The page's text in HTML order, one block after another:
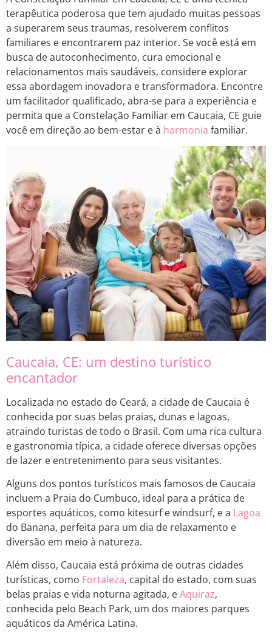
terapêutica poderosa que tem ajudado muitas pessoas
a superarem seus traumas, resolverem conflitos
familiares e encontrarem paz interior. Se você está em
busca de autoconhecimento, cura emocional e
relacionamentos mais saudáveis, considere explorar
essa abordagem inovadora e transformadora. Encontre
um facilitador qualificado, abra-se para a experiência e
permita que a Constelação Familiar em Caucaia, CE guie
você em direção ao bem-estar e à harmonia familiar.
Caucaia, CE: um destino turístico
encantador
Localizada no estado do Ceará, a cidade de Caucaia é
conhecida por suas belas praias, dunas e lagoas,
atraindo turistas de todo o Brasil. Com uma rica cultura
e gastronomia típica, a cidade oferece diversas opções
de lazer e entretenimento para seus visitantes.
Alguns dos pontos turísticos mais famosos de Caucaia
incluem a Praia do Cumbuco, ideal para a prática de
esportes aquáticos, como kitesurf e windsurf, e a Lagoa
do Banana, perfeita para um dia de relaxamento e
diversão em meio à natureza.
Além disso, Caucaia está próxima de outras cidades
turísticas, como Fortaleza, capital do estado, com suas
belas praias e vida noturna agitada, eAquiraz,
conhecida pelo Beach Park, um dos maiores parques
aquáticos da América Latina.